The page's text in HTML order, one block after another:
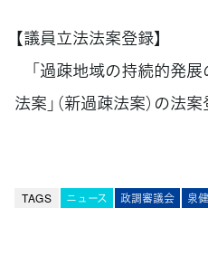
【議員立法法案登録】
「過疎地域の持続的発
法案」（新過疎法案）の法
TAGS ニュース 政調審議会 泉